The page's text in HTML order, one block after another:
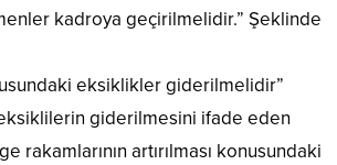
kadroya geçirilmelidir.” Şeklinde
eksiklikler giderilmelidir”
giderilmesini ifade eden
rakamlarının artırılması konusundaki